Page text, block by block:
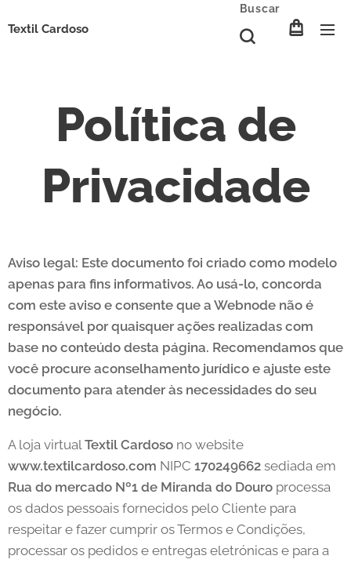
Textil Cardoso
Buscar
Política de
Privacidade
Aviso legal: Este documento foi criado como modelo
apenas para fins informativos. Ao usá-lo, concorda
com este aviso e consente que a Webnode não é
responsável por quaisquer ações realizadas com
base no conteúdo desta página. Recomendamos que
você procure aconselhamento jurídico e ajuste este
documento para atender às necessidades do seu
negócio.
A loja virtualTextil Cardoso no website
www.textilcardoso.com NIPC 170249662 sediada em
Rua do mercado Nº1 de Miranda do Douro processa
os dados pessoais fornecidos pelo Cliente para
respeitar e fazer cumprir os Termos e Condições,
processar os pedidos e entregas eletrónicas e para a